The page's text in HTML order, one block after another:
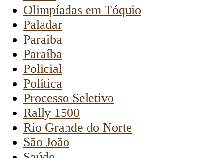
Olimpíadas em Tóquio
Paladar
Paraiba
Paraíba
Policial
Política
Processo Seletivo
Rally 1500
Rio Grande do Norte
São João